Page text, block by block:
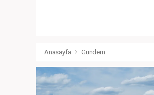
Anasayfa Gündem